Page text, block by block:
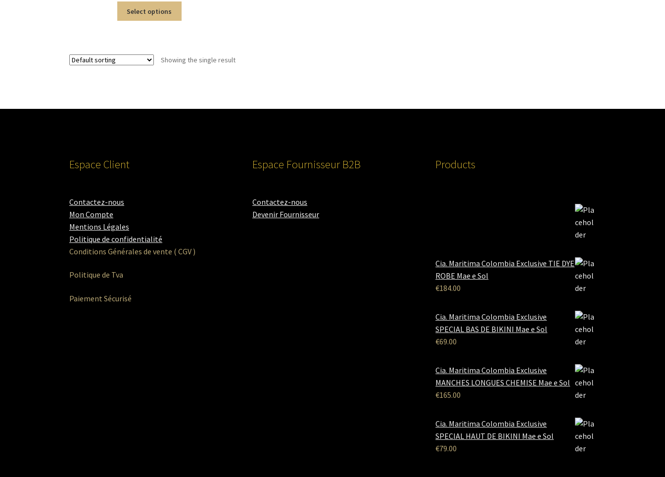
Select options
Showing the single result
Espace Client
Contactez-nous
Mon Compte
Mentions Légales
Politique de confidentialité
Conditions Générales de vente ( CGV )
Politique de Tva
Paiement Sécurisé
Espace Fournisseur B2B
Contactez-nous
Devenir Fournisseur
Products
Cia. Maritima Colombia Exclusive TIE DYE
ROBE Mae e Sol
€184.00
Cia. Maritima Colombia Exclusive
SPECIAL BAS DE BIKINI Mae e Sol
€69.00
Cia. Maritima Colombia Exclusive
MANCHES LONGUES CHEMISE Mae e Sol
€165.00
Cia. Maritima Colombia Exclusive
SPECIAL HAUT DE BIKINI Mae e Sol
€79.00